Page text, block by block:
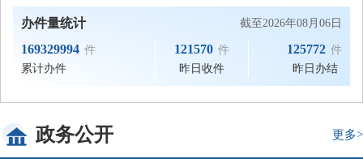
办件量统计 截至2026年08月06日
169329994 件
累计办件
121570 件
昨日收件
125772 件
昨日办结
更多>
政务公开